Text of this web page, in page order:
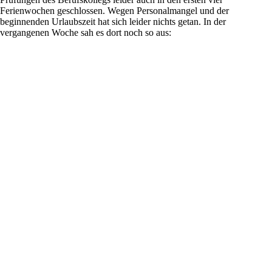
Ferienwochen geschlossen. Wegen Personalmangel und der
beginnenden Urlaubszeit hat sich leider nichts getan. In der
vergangenen Woche sah es dort noch so aus: